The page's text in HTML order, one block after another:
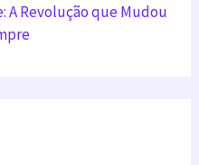
A Revolução que Mudou